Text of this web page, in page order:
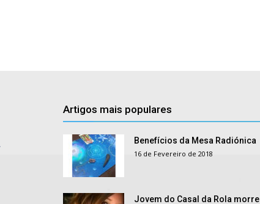
Artigos mais populares
Benefícios da Mesa Radiónica
16 de Fevereiro de 2018
Jovem do Casal da Rola morre